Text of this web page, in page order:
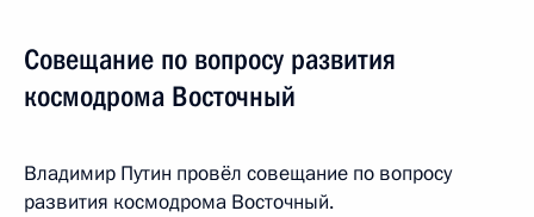
Совещание по вопросу развития
космодрома Восточный
Владимир Путин провёл совещание по вопросу
развития космодрома Восточный.